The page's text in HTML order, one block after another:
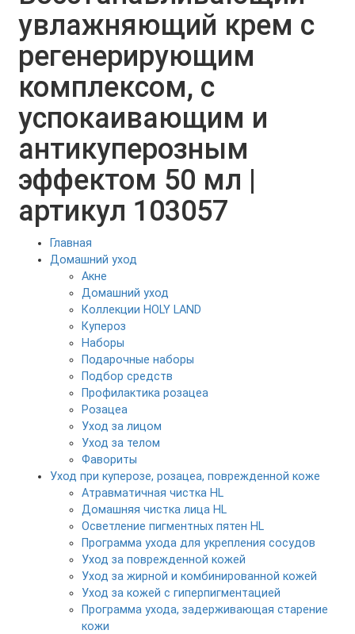
увлажняющий крем с
регенерирующим
комплексом, с
успокаивающим и
антикуперозным
эффектом 50 мл |
артикул 103057
Главная
Домашний уход
Акне
Домашний уход
Коллекции HOLY LAND
Купероз
Наборы
Подарочные наборы
Подбор средств
Профилактика розацеа
Розацеа
Уход за лицом
Уход за телом
Фавориты
Уход при куперозе, розацеа, поврежденной коже
Атравматичная чистка HL
Домашняя чистка лица HL
Осветление пигментных пятен HL
Программа ухода для укрепления сосудов
Уход за поврежденной кожей
Уход за жирной и комбинированной кожей
Уход за кожей с гиперпигментацией
Программа ухода, задерживающая старение
кожи